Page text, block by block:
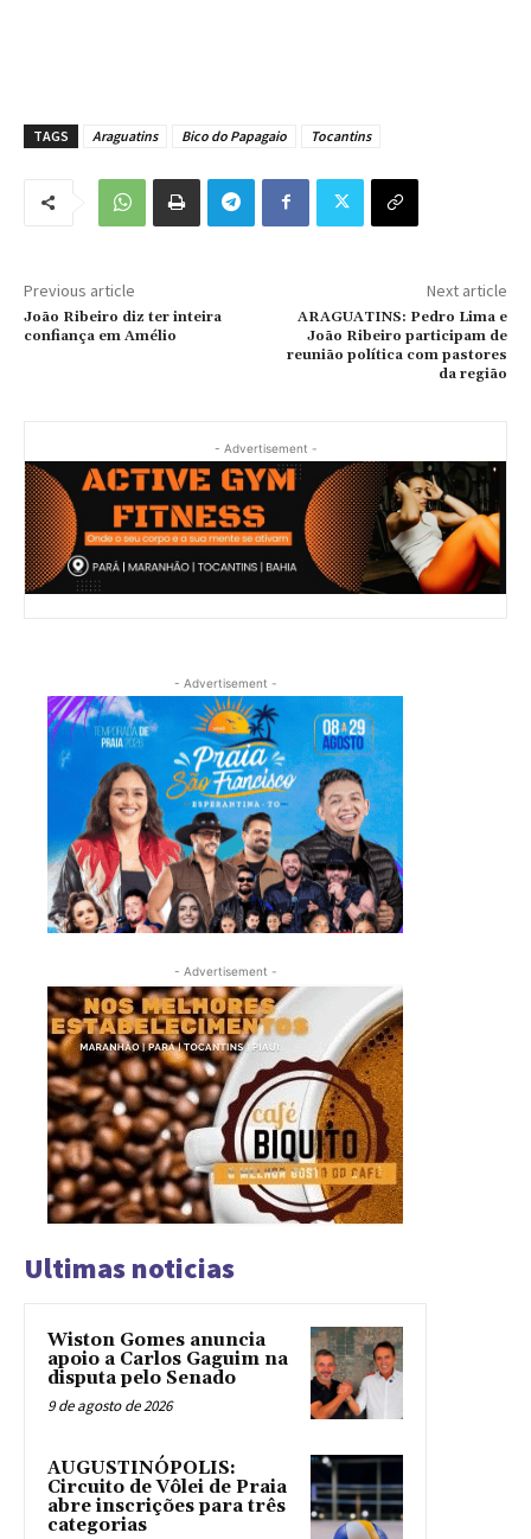
TAGS Araguatins Bico do Papagaio Tocantins
Previous article
João Ribeiro diz ter inteira
confiança em Amélio
Next article
ARAGUATINS: Pedro Lima e
João Ribeiro participam de
reunião política com pastores
da região
- Advertisement -
- Advertisement -
- Advertisement -
Ultimas noticias
Wiston Gomes anuncia
apoio a Carlos Gaguim na
disputa pelo Senado
9 de agosto de 2026
AUGUSTINÓPOLIS:
Circuito de Vôlei de Praia
abre inscrições para três
categorias